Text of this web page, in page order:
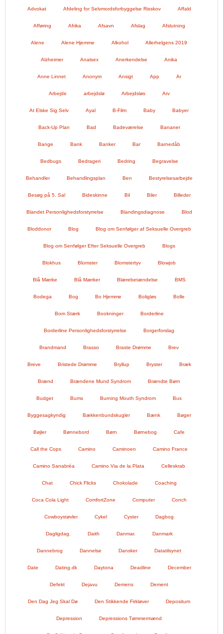
Advokat Afdeling for Selvmordsforbyggelse Risskov Affald
Afføring Afrika Afsavn Afslag Afslutning
Alene Alene Hjemme Alkohol Allerhelgens 2019
Alzheimer Analsex Anerkendelse Anika
Anne Linnet Anonym Ansigt App Ar
Arbejde arbejdslø Arbejdsløs Arv
At Elske Sig Selv Ayal B-Film Baby Babyer
Back-Up Plan Bad Badeværelse Bananer
Bange Bank Banker Bar Barnedåb
Bedbugs Bedrageri Bedring Begravelse
Behandler Behandlingsplan Ben Bestyrelsesarbejde
Besøg på 5. Sal Bideskinne Bil Biler Billeder
Blandet Personlighedsforstyrrelse Blandingsdiagnose Blod
Bloddonor Blog Blog om Senfølger af Seksuelle Overgreb
Blog om Senfølger Efter Seksuelle Overgreb Blogs
Blokhus Blomster Blomstertyv Blowjob
Blå Mærke Blå Mærker Blærebetændelse BMS
Bodega Bog Bo Hjemme Boligløs Bolle
Bom Stærk Bookninger Borderline
Borderline Personlighedsforstyrrelse Borgerforslag
Brandmand Brasso Braste Drømme Brev
Breve Bristede Drømme Bryllup Bryster Bræk
Brænd Brændene Mund Syndrom Brændte Børn
Budget Bums Burning Mouth Syndrom Bus
Byggesagkyndig Bækkenbundskugler Bænk Bøger
Bøjler Bønnebord Børn Børnebog Cafe
Call the Cops Camino Caminoen Camino France
Camino Sanabréa Camino Via de la Plata Celleskrab
Chat Chick Flicks Chokolade Coaching
Coca Cola Light ComfortZone Computer Conch
Cowboystøvler Cykel Cyster Dagbog
Dagligdag. Daith Danmar. Danmark
Dannebrog Dannelse Dansker Datatilsynet
Date Dating.dk Daytona Deadline December
Defekt Dejavu Demens Dement
Den Dag Jeg Skal Dø Den Stikkende Firkløver Depositum
Depression Depressions Tømmermænd